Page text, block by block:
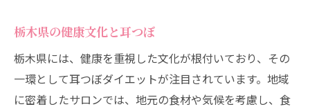
栃木県の健康文化と耳つぼ
栃木県には、健康を重視した文化が根付いており、その
一環として耳つぼダイエットが注目されています。地域
に密着したサロンでは、地元の食材や気候を考慮し、食